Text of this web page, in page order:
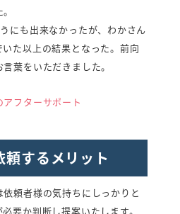
にも出来なかったが、わかさん
た以上の結果となった。前向
葉をいただきました。
フターサポート
頼するメリット
頼者様の気持ちにしっかりと
要か判断し提案いたします。